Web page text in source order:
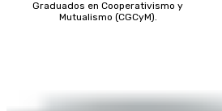
Graduados en Cooperativismo y
Mutualismo (CGCyM).